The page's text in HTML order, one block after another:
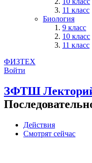
11 класс
Биология
9 класс
10 класс
11 класс
ФИЗТЕХ
Войти
ЗФТШ
Действия
Смотрят сейчас